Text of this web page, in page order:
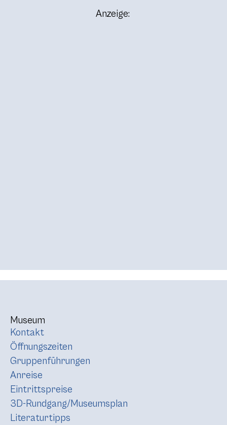
Anzeige:
Museum
Kontakt
Öffnungszeiten
Gruppenführungen
Anreise
Eintrittspreise
3D-Rundgang/Museumsplan
Literaturtipps